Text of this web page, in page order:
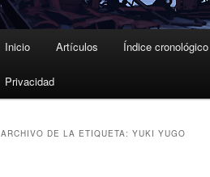
Inicio Artículos Índice cronológico
Privacidad
ARCHIVO DE LA ETIQUETA: YUKI YUGO